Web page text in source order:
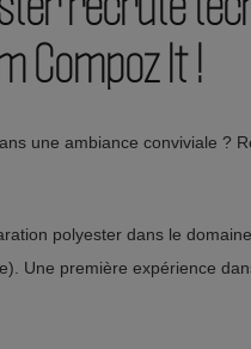
recrute
Compoz It !
une ambiance conviviale ?
polyester dans le
Une première expérience